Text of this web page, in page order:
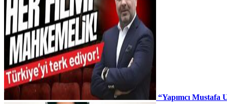
“Yapımcı Mustafa